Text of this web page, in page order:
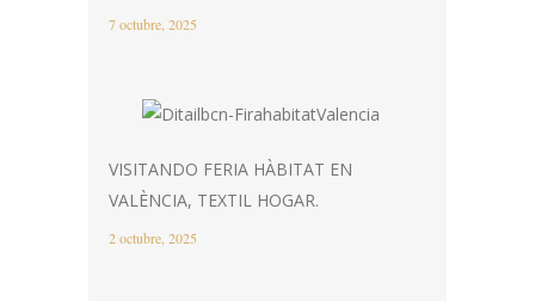
7 octubre, 2025
VISITANDO FERIA HÀBITAT EN
VALÈNCIA, TEXTIL HOGAR.
2 octubre, 2025